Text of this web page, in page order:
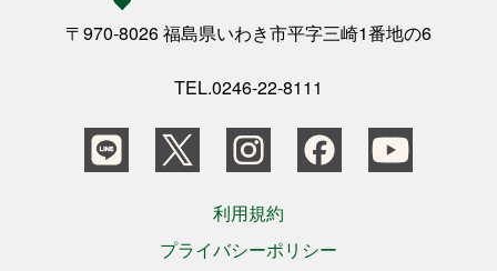
〒970-8026 福島県いわき市平字三崎1番地の6
TEL.0246-22-8111
利用規約
プライバシーポリシー